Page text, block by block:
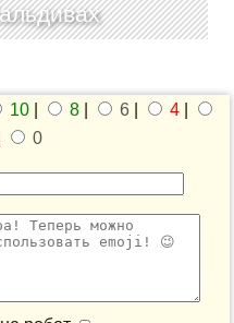
10 8 6 4
0